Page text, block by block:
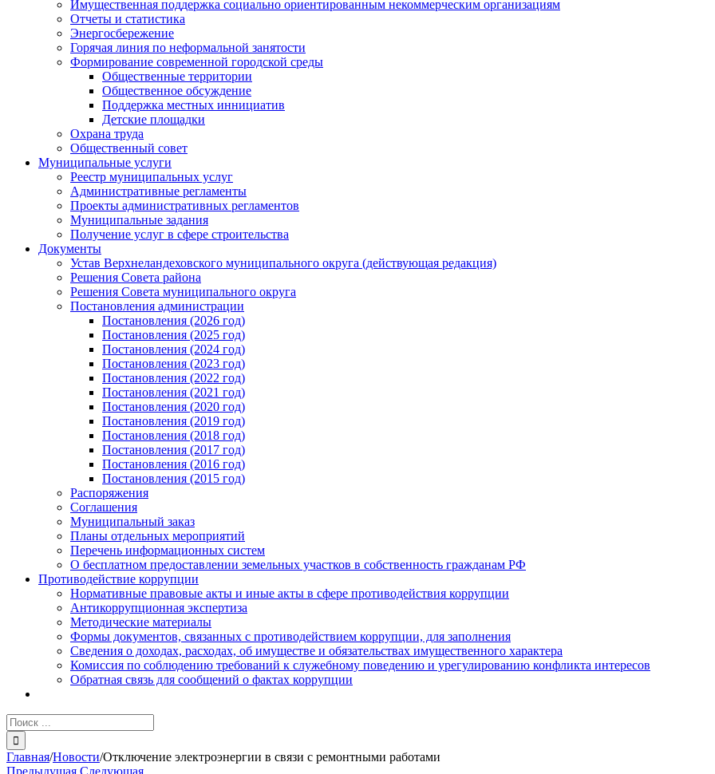
Имущественная поддержка социально ориентированным некоммерческим организациям
Отчеты и статистика
Энергосбережение
Горячая линия по неформальной занятости
Формирование современной городской среды
Общественные территории
Общественное обсуждение
Поддержка местных иннициатив
Детские площадки
Охрана труда
Общественный совет
Муниципальные услуги
Реестр муниципальных услуг
Административные регламенты
Проекты административных регламентов
Муниципальные задания
Получение услуг в сфере строительства
Документы
Устав Верхнеландеховского муниципального округа (действующая редакция)
Решения Совета района
Решения Совета муниципального округа
Постановления администрации
Постановления (2026 год)
Постановления (2025 год)
Постановления (2024 год)
Постановления (2023 год)
Постановления (2022 год)
Постановления (2021 год)
Постановления (2020 год)
Постановления (2019 год)
Постановления (2018 год)
Постановления (2017 год)
Постановления (2016 год)
Постановления (2015 год)
Распоряжения
Соглашения
Муниципальный заказ
Планы отдельных мероприятий
Перечень информационных систем
О бесплатном предоставлении земельных участков в собственность гражданам РФ
Противодействие коррупции
Нормативные правовые акты и иные акты в сфере противодействия коррупции
Антикоррупционная экспертиза
Методические материалы
Формы документов, связанных с противодействием коррупции, для заполнения
Сведения о доходах, расходах, об имуществе и обязательствах имущественного характера
Комиссия по соблюдению требований к служебному поведению и урегулированию конфликта интересов
Обратная связь для сообщений о фактах коррупции
Результат
поиска:
Главная/Новости/Отключение электроэнергии в связи с ремонтными работами
Предыдущая Следующая